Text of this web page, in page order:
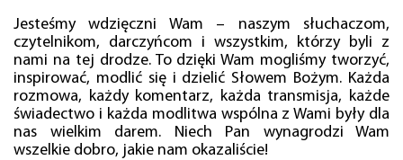
Jesteśmy wdzięczni Wam – naszym słuchaczom,
czytelnikom, darczyńcom i wszystkim, którzy byli z
nami na tej drodze. To dzięki Wam mogliśmy tworzyć,
inspirować, modlić się i dzielić Słowem Bożym. Każda
rozmowa, każdy komentarz, każda transmisja, każde
świadectwo i każda modlitwa wspólna z Wami były dla
nas wielkim darem. Niech Pan wynagrodzi Wam
wszelkie dobro, jakie nam okazaliście!